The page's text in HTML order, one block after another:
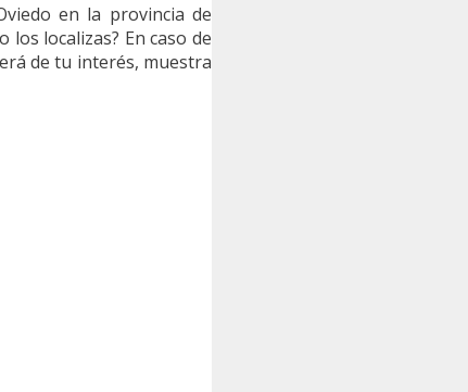
en la provincia de
localizas? En caso de
de tu interés, muestra